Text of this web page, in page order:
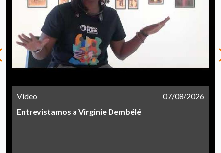
Video
07/08/2026
Entrevistamos a Virginie Dembélé